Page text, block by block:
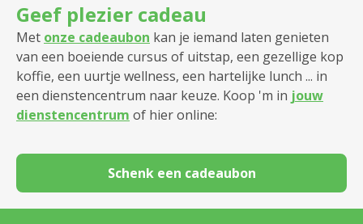
Geef plezier cadeau
Met onze cadeaubon kan je iemand laten genieten
van een boeiende cursus of uitstap, een gezellige kop
koffie, een uurtje wellness, een hartelijke lunch ... in
een dienstencentrum naar keuze. Koop 'm in jouw
dienstencentrum of hier online:
Schenk een cadeaubon